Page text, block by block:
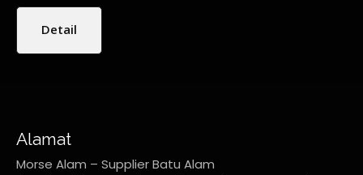
Detail
Alamat
Morse Alam – Supplier Batu Alam